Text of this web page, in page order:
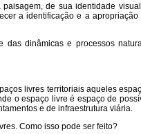
de sua identidade
a identificação e a apropriação
das dinâmicas e processos
livres territoriais aqueles
o espaço livre é espaço de
e de infraestrutura viária.
Como isso pode ser feito?